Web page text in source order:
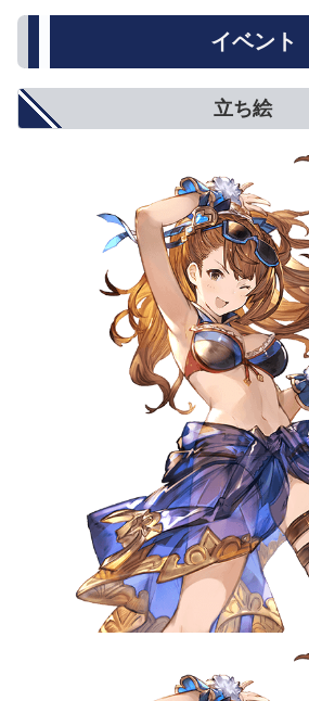
イベント
立ち絵